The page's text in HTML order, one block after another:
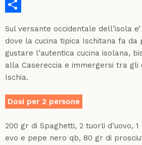
WhatsApp
Sul versante occidentale dell’isola
dove la cucina tipica Ischitana fa da
gustare l’autentica cucina isolana,
alla Casereccia e immergersi tra gli
Ischia.
Dosi per 2 persone
200 gr di Spaghetti, 2 tuorli d’uovo,
evo e pepe nero qb, 80 gr di